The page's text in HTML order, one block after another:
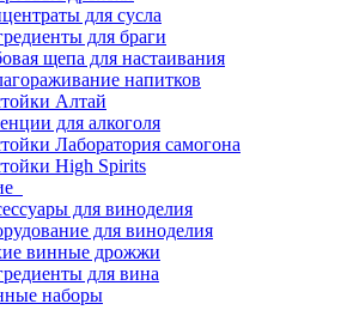
для сусла
для браги
щепа для настаивания
напитков
Алтай
для алкоголя
Лаборатория самогона
High Spirits
для виноделия
для виноделия
винные дрожжи
для вина
наборы